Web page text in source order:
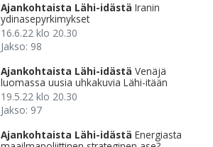
Ajankohtaista Lähi-idästä Iranin
ydinasepyrkimykset
16.6.22 klo 20.30
Jakso: 98
Ajankohtaista Lähi-idästä Venäjä
luomassa uusia uhkakuvia Lähi-itään
19.5.22 klo 20.30
Jakso: 97
Ajankohtaista Lähi-idästä Energiasta